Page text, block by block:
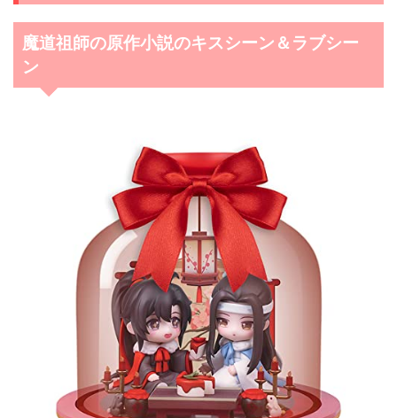
魔道祖師の原作小説のキスシーン＆ラブシー
ン